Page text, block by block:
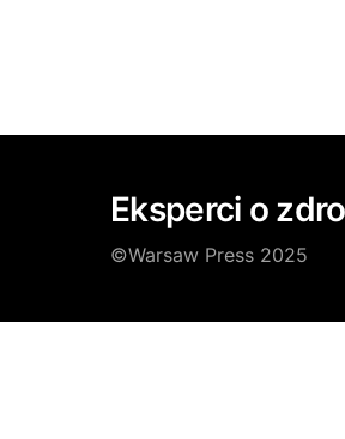
Eksperci o
©Warsaw Press 2025